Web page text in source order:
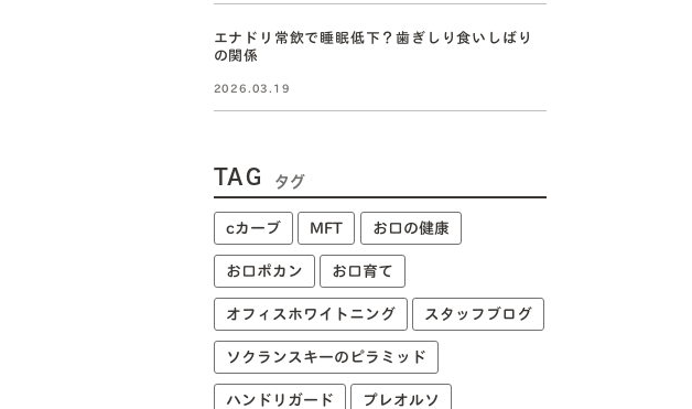
エナドリ常飲で睡眠低下？歯ぎしり食いしばり
の関係
2026.03.19
TAG タグ
cカーブ MFT お口の健康
お口ポカン お口育て
オフィスホワイトニング スタッフブログ
ソクランスキーのピラミッド
ハンドリガード プレオルソ